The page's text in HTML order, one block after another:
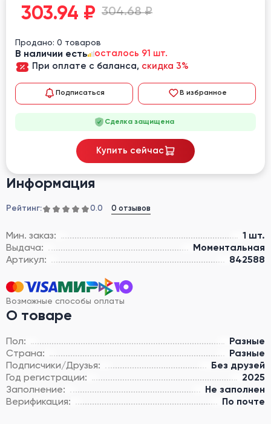
Информация
Рейтинг: 0.0 0 отзывов
Мин. заказ:
1 шт.
Выдача:
Моментальная
Артикул:
842588
Возможные способы оплаты
О товаре
Пол:
Разные
Страна:
Разные
Подписчики/Друзья:
Без друзей
Год регистрации:
2025
Заполнение:
Не заполнен
Верификация:
По почте
303.94 ₽ 304.68 ₽
Продано: 0 товаров
В наличии есть
осталось 91 шт.
При оплате с баланса, скидка 3%
Подписаться В избранное
Сделка защищена
Купить сейчас